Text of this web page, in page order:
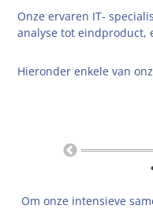
Onze ervaren IT-
analyse tot eindproduct,
Hieronder enkele van
Om onze intensieve